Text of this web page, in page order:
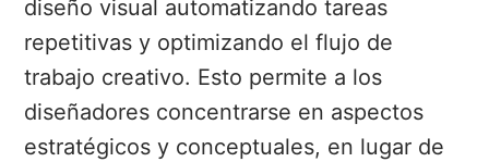
diseño visual automatizando tareas
repetitivas y optimizando el flujo de
trabajo creativo. Esto permite a los
diseñadores concentrarse en aspectos
estratégicos y conceptuales, en lugar de